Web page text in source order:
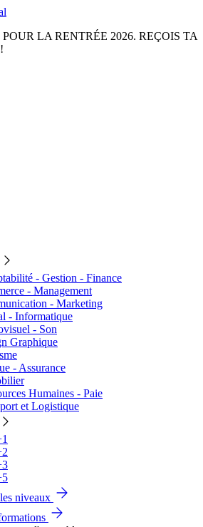
LA RENTRÉE 2026. REÇOIS TA
- Gestion - Finance
- Management
- Marketing
- Informatique
- Son
Graphique
- Assurance
Humaines - Paie
et Logistique
niveaux